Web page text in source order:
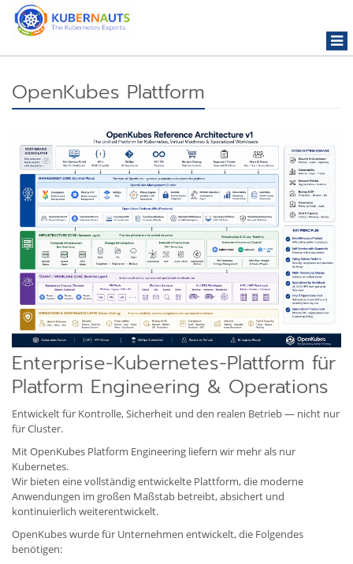
OpenKubes Plattform
Enterprise-Kubernetes-Plattform für
Platform Engineering & Operations
Entwickelt für Kontrolle, Sicherheit und den realen Betrieb — nicht nur
für Cluster.
Mit OpenKubes Platform Engineering liefern wir mehr als nur
Kubernetes.
Wir bieten eine vollständig entwickelte Plattform, die moderne
Anwendungen im großen Maßstab betreibt, absichert und
kontinuierlich weiterentwickelt.
OpenKubes wurde für Unternehmen entwickelt, die Folgendes
benötigen: